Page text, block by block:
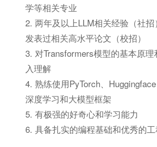
学等相关专业
2. 两年及以上LLM相关经验（社
发表过相关高水平论文（校招）
3. 对Transformers模型的基本原
入理解
4. 熟练使用PyTorch、
深度学习和大模型框架
5. 有极强的好奇心和学习能力
6. 具备扎实的编程基础和优秀的